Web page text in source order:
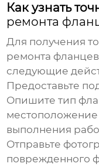
Как узнать
ремонта
Для получения
ремонта фланцев
следующие
Предоставьте
Опишите тип
местоположение
выполнения
Отправьте
поврежденного